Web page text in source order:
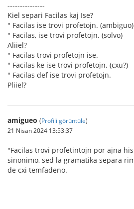
---------------
Kiel separi Facilas kaj Ise?
" Facilas ise trovi profetojn.
" Facilas, ise trovi profetojn. (solvo)
Aliiel?
" Facilas trovi profetojn ise.
" Facilas ke ise trovi profetojn. (cxu?)
" Facilas def ise trovi profetojn.
Pliiel?
amigueo (Profili görüntüle)
21 Nisan 2024 13:53:37
"Facilas trovi profetintojn por ajna
sinonimo, sed la gramatika separa
de cxi temfadeno.